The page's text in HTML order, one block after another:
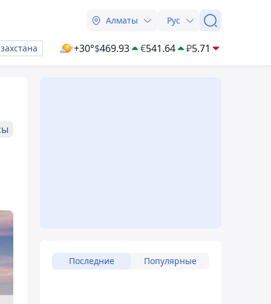
Алматы Рус
+30°$469.93 €541.64 ₽5.71
Последние Популярные